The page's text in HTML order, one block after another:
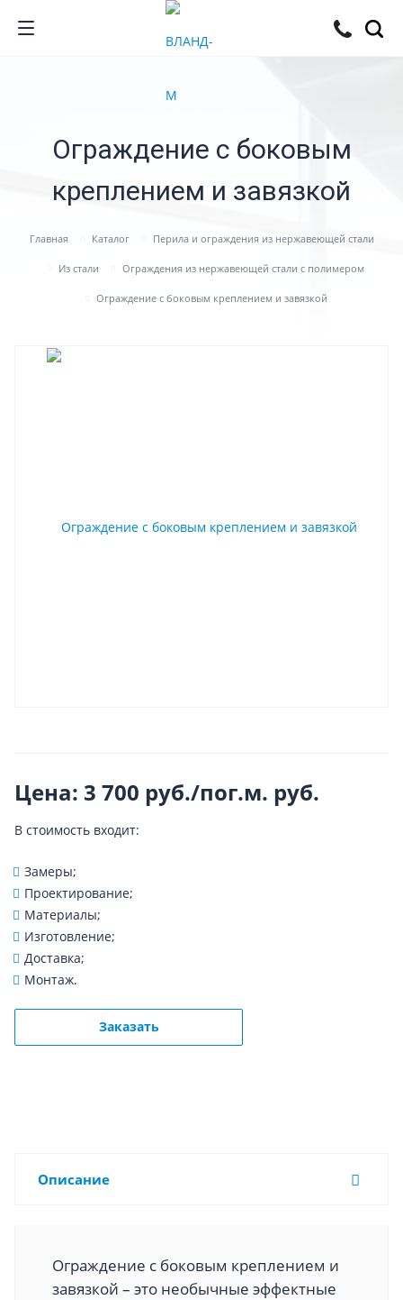
Ограждение с боковым
креплением и завязкой
Главная Каталог Перила и ограждения из нержавеющей стали
Из стали Ограждения из нержавеющей стали с полимером
Ограждение с боковым креплением и завязкой
Цена: 3 700 руб./пог.м. руб.
В стоимость входит:
Замеры;
Проектирование;
Материалы;
Изготовление;
Доставка;
Монтаж.
Заказать
Описание
Ограждение с боковым креплением и
завязкой – это необычные эффектные